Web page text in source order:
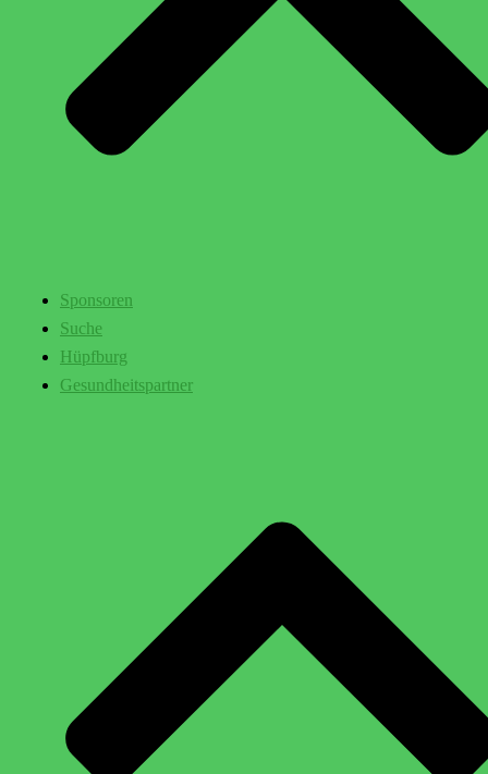
Sponsoren
Suche
Hüpfburg
Gesundheitspartner